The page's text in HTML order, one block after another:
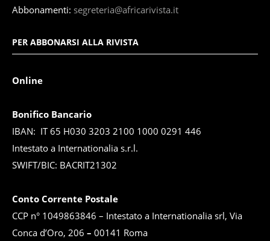
Abbonamenti: segreteria@africarivista.it
PER ABBONARSI ALLA RIVISTA
Online
Bonifico Bancario
IBAN: IT 65 H030 3203 2100 1000 0291 446
Intestato a Internationalia s.r.l.
SWIFT/BIC: BACRIT21302
Conto Corrente Postale
CCP n° 1049863846 – Intestato a Internationalia srl, Via
Conca d’Oro, 206 – 00141 Roma